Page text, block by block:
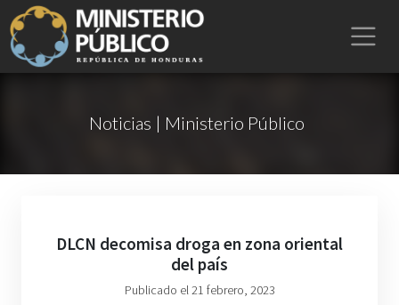
Noticias | Ministerio Público
DLCN decomisa droga en zona oriental
del país
Publicado el 21 febrero, 2023